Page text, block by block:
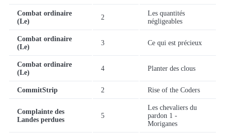
Combat ordinaire
(Le)
2
Les quantités
négligeables
Combat ordinaire
(Le)
3 Ce qui est précieux
Combat ordinaire
(Le)
4 Planter des clous
CommitStrip 2 Rise of the Coders
Complainte des
Landes perdues
5
Les chevaliers du
pardon 1 -
Moriganes